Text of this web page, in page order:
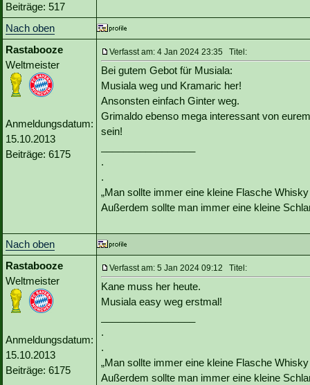
Beiträge: 517
Nach oben
Rastabooze
Weltmeister
Anmeldungsdatum:
15.10.2013
Beiträge: 6175
Verfasst am: 4 Jan 2024 23:35 Titel:
Bei gutem Gebot für Musiala:
Musiala weg und Kramaric her!
Ansonsten einfach Ginter weg.
Grimaldo ebenso mega interessant von
sein!
.
.
„Man sollte immer eine kleine Flasche
Außerdem sollte man immer eine kleine
Nach oben
Rastabooze
Weltmeister
Anmeldungsdatum:
15.10.2013
Beiträge: 6175
Verfasst am: 5 Jan 2024 09:12 Titel:
Kane muss her heute.
Musiala easy weg erstmal!
.
.
„Man sollte immer eine kleine Flasche
Außerdem sollte man immer eine kleine